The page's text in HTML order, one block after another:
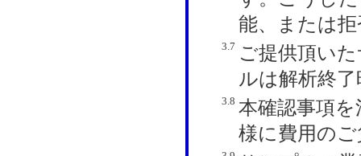
能、または
3.7 ご提供頂い
ルは解析終
3.8 本確認事項
様に費用の